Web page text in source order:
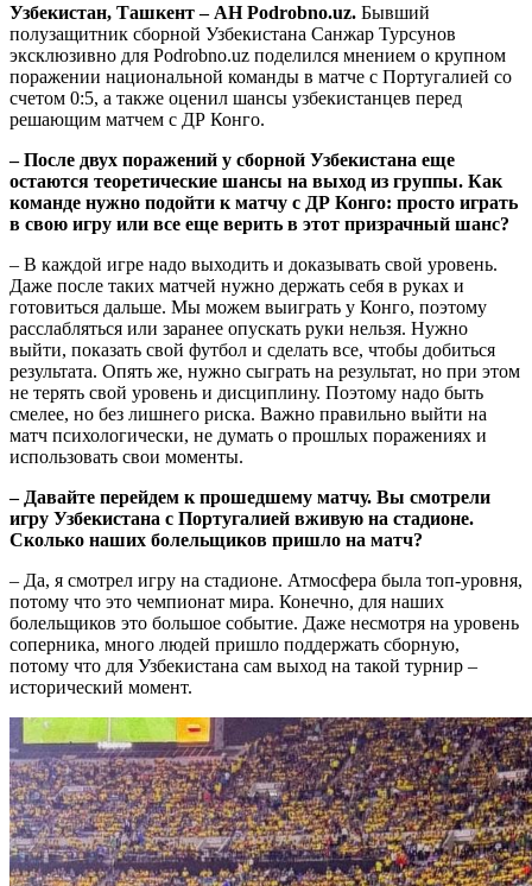
Узбекистан, Ташкент – АН Podrobno.uz. Бывший
полузащитник сборной Узбекистана Санжар Турсунов
эксклюзивно для Podrobno.uz поделился мнением о крупном
поражении национальной команды в матче с Португалией со
счетом 0:5, а также оценил шансы узбекистанцев перед
решающим матчем с ДР Конго.
– После двух поражений у сборной Узбекистана еще
остаются теоретические шансы на выход из группы. Как
команде нужно подойти к матчу с ДР Конго: просто играть
в свою игру или все еще верить в этот призрачный шанс?
– В каждой игре надо выходить и доказывать свой уровень.
Даже после таких матчей нужно держать себя в руках и
готовиться дальше. Мы можем выиграть у Конго, поэтому
расслабляться или заранее опускать руки нельзя. Нужно
выйти, показать свой футбол и сделать все, чтобы добиться
результата. Опять же, нужно сыграть на результат, но при этом
не терять свой уровень и дисциплину. Поэтому надо быть
смелее, но без лишнего риска. Важно правильно выйти на
матч психологически, не думать о прошлых поражениях и
использовать свои моменты.
– Давайте перейдем к прошедшему матчу. Вы смотрели
игру Узбекистана с Португалией вживую на стадионе.
Сколько наших болельщиков пришло на матч?
– Да, я смотрел игру на стадионе. Атмосфера была топ-уровня,
потому что это чемпионат мира. Конечно, для наших
болельщиков это большое событие. Даже несмотря на уровень
соперника, много людей пришло поддержать сборную,
потому что для Узбекистана сам выход на такой турнир –
исторический момент.